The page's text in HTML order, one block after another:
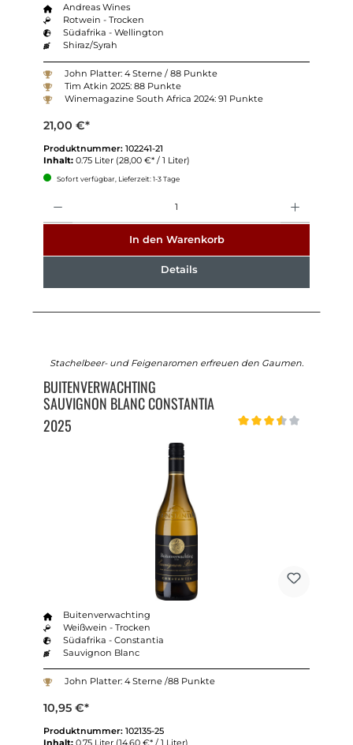
Andreas Wines
Rotwein - Trocken
Südafrika - Wellington
Shiraz/Syrah
John Platter: 4 Sterne / 88 Punkte
Tim Atkin 2025: 88 Punkte
Winemagazine South Africa 2024: 91 Punkte
21,00 €*
Produktnummer: 102241-21
Inhalt: 0.75 Liter (28,00 €* / 1 Liter)
Sofort verfügbar, Lieferzeit: 1-3 Tage
In den Warenkorb
Details
Stachelbeer- und Feigenaromen erfreuen den Gaumen.
BUITENVERWACHTING
SAUVIGNON BLANC CONSTANTIA
2025
Buitenverwachting
Weißwein - Trocken
Südafrika - Constantia
Sauvignon Blanc
John Platter: 4 Sterne /88 Punkte
10,95 €*
Produktnummer: 102135-25
Inhalt: 0.75 Liter (14,60 €* / 1 Liter)